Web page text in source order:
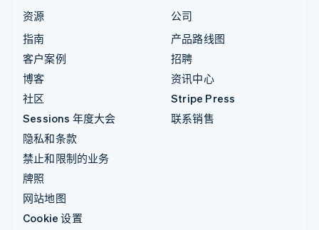
资源
指南
客户案例
博客
社区
Sessions 年度大会
隐私和条款
禁止和限制的业务
牌照
网站地图
Cookie 设置
公司
产品路线图
招聘
资讯中心
Stripe Press
联系销售